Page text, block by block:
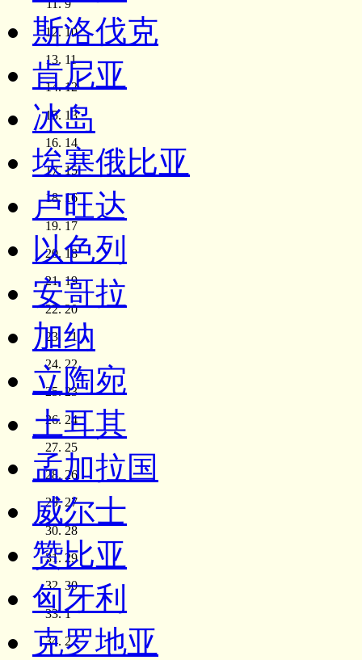
9
10
11
12
13
14
15
16
17
18
19
20
21
22
23
24
25
26
27
28
29
30
1
2
斯洛伐克
肯尼亚
冰岛
埃塞俄比亚
卢旺达
以色列
安哥拉
加纳
立陶宛
土耳其
孟加拉国
威尔士
赞比亚
匈牙利
克罗地亚